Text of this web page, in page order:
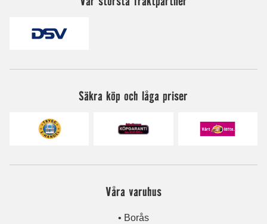
Säkra köp och låga priser
Våra varuhus
• Borås